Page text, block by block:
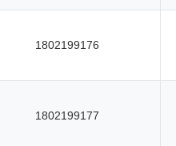
1802199176
1802199177